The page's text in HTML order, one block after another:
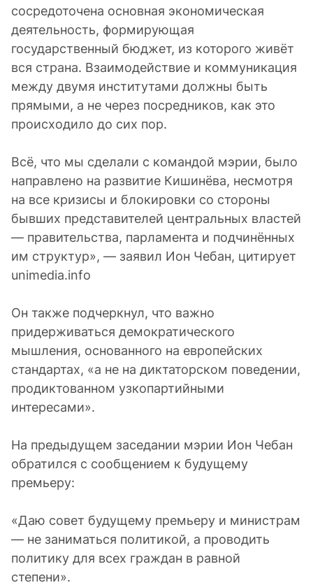
сосредоточена основная экономическая
деятельность, формирующая
государственный бюджет, из которого живёт
вся страна. Взаимодействие и коммуникация
между двумя институтами должны быть
прямыми, а не через посредников, как это
происходило до сих пор.
Всё, что мы сделали с командой мэрии, было
направлено на развитие Кишинёва, несмотря
на все кризисы и блокировки со стороны
бывших представителей центральных властей
— правительства, парламента и подчинённых
им структур», — заявил Ион Чебан, цитирует
unimedia.info
Он также подчеркнул, что важно
придерживаться демократического
мышления, основанного на европейских
стандартах, «а не на диктаторском поведении,
продиктованном узкопартийными
интересами».
На предыдущем заседании мэрии Ион Чебан
обратился с сообщением к будущему
премьеру:
«Даю совет будущему премьеру и министрам
— не заниматься политикой, а проводить
политику для всех граждан в равной
степени».